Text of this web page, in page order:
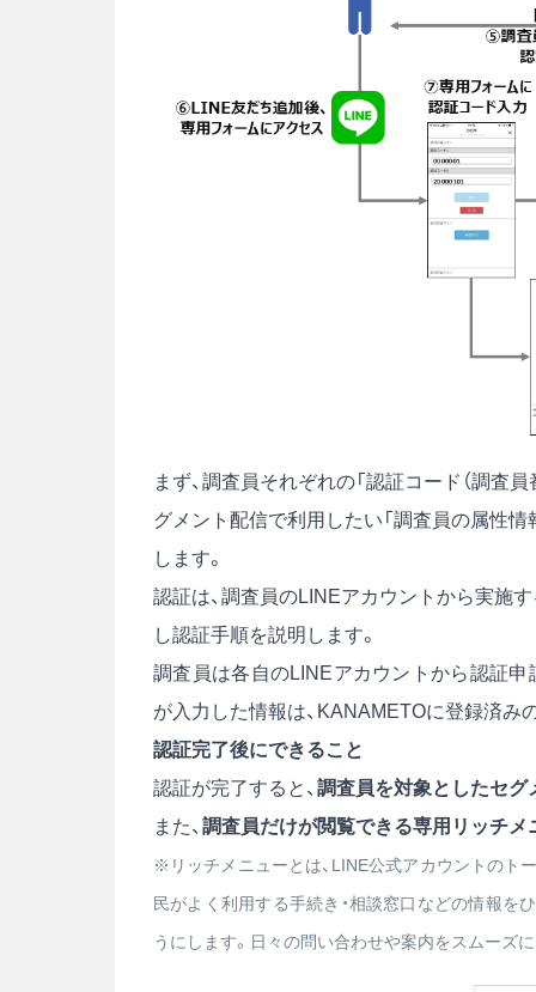
まず、調査員それぞれの「認証コード（調査
グメント配信で利用したい「調査員の属性情
します。
認証は、調査員のLINEアカウントから実施
し認証手順を説明します。
調査員は各自のLINEアカウントから認証申
が入力した情報は、KANAMETOに登録済み
認証完了後にできること
認証が完了すると、 調査員を対象としたセグ
また、 調査員だけが閲覧できる専用リッチメ
※リッチメニューとは、LINE公式アカウントのト
民がよく利用する手続き・相談窓口などの情報を
うにします。日々の問い合わせや案内をスムーズ